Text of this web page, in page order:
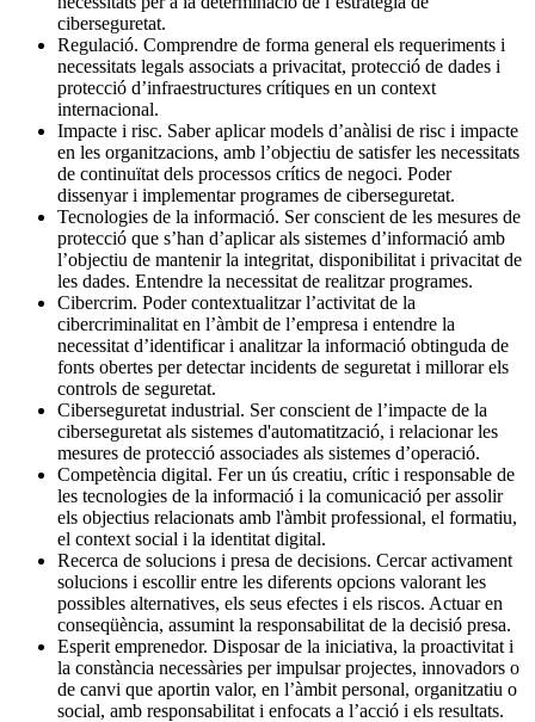
ciberseguretat.
Regulació. Comprendre de forma general els requeriments i
necessitats legals associats a privacitat, protecció de dades i
protecció d’infraestructures crítiques en un context
internacional.
Impacte i risc. Saber aplicar models d’anàlisi de risc i impacte
en les organitzacions, amb l’objectiu de satisfer les necessitats
de continuïtat dels processos crítics de negoci. Poder
dissenyar i implementar programes de ciberseguretat.
Tecnologies de la informació. Ser conscient de les mesures de
protecció que s’han d’aplicar als sistemes d’informació amb
l’objectiu de mantenir la integritat, disponibilitat i privacitat de
les dades. Entendre la necessitat de realitzar programes.
Cibercrim. Poder contextualitzar l’activitat de la
cibercriminalitat en l’àmbit de l’empresa i entendre la
necessitat d’identificar i analitzar la informació obtinguda de
fonts obertes per detectar incidents de seguretat i millorar els
controls de seguretat.
Ciberseguretat industrial. Ser conscient de l’impacte de la
ciberseguretat als sistemes d'automatització, i relacionar les
mesures de protecció associades als sistemes d’operació.
Competència digital. Fer un ús creatiu, crític i responsable de
les tecnologies de la informació i la comunicació per assolir
els objectius relacionats amb l'àmbit professional, el formatiu,
el context social i la identitat digital.
Recerca de solucions i presa de decisions. Cercar activament
solucions i escollir entre les diferents opcions valorant les
possibles alternatives, els seus efectes i els riscos. Actuar en
conseqüència, assumint la responsabilitat de la decisió presa.
Esperit emprenedor. Disposar de la iniciativa, la proactivitat i
la constància necessàries per impulsar projectes, innovadors o
de canvi que aportin valor, en l’àmbit personal, organitzatiu o
social, amb responsabilitat i enfocats a l’acció i els resultats.